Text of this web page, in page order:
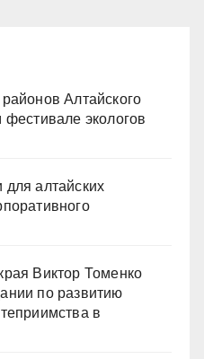
Алтайского
фестивале экологов
для алтайских
Виктор Томенко
по развитию
в